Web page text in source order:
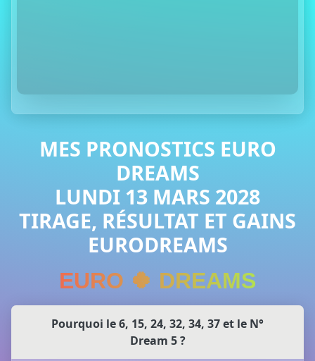
MES PRONOSTICS EURO
DREAMS
LUNDI 13 MARS 2028
TIRAGE, RÉSULTAT ET GAINS
EURODREAMS
EURO 🍀 DREAMS
Pourquoi le 6, 15, 24, 32, 34, 37 et le N°
Dream 5 ?